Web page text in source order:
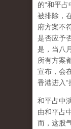
的“和平
被排除，
府方案不
是否应予
是，当八
所有方案
宣布，会
香港进入“
和平占中
由和平占
而，这股